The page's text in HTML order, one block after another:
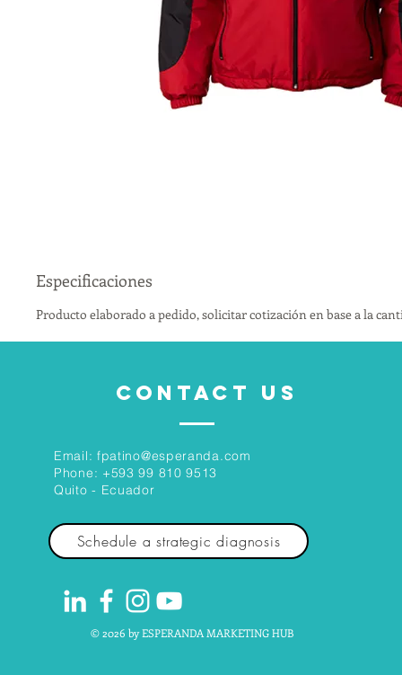
Especificaciones
Producto elaborado a pedido, solicitar cotización en base a la
CONTACT US
Email: fpatino@esperanda.com
Phone: +593 99 810 9513
Quito - Ecuador
Schedule a strategic diagnosis
© 2026 by ESPERANDA MARKETING HUB